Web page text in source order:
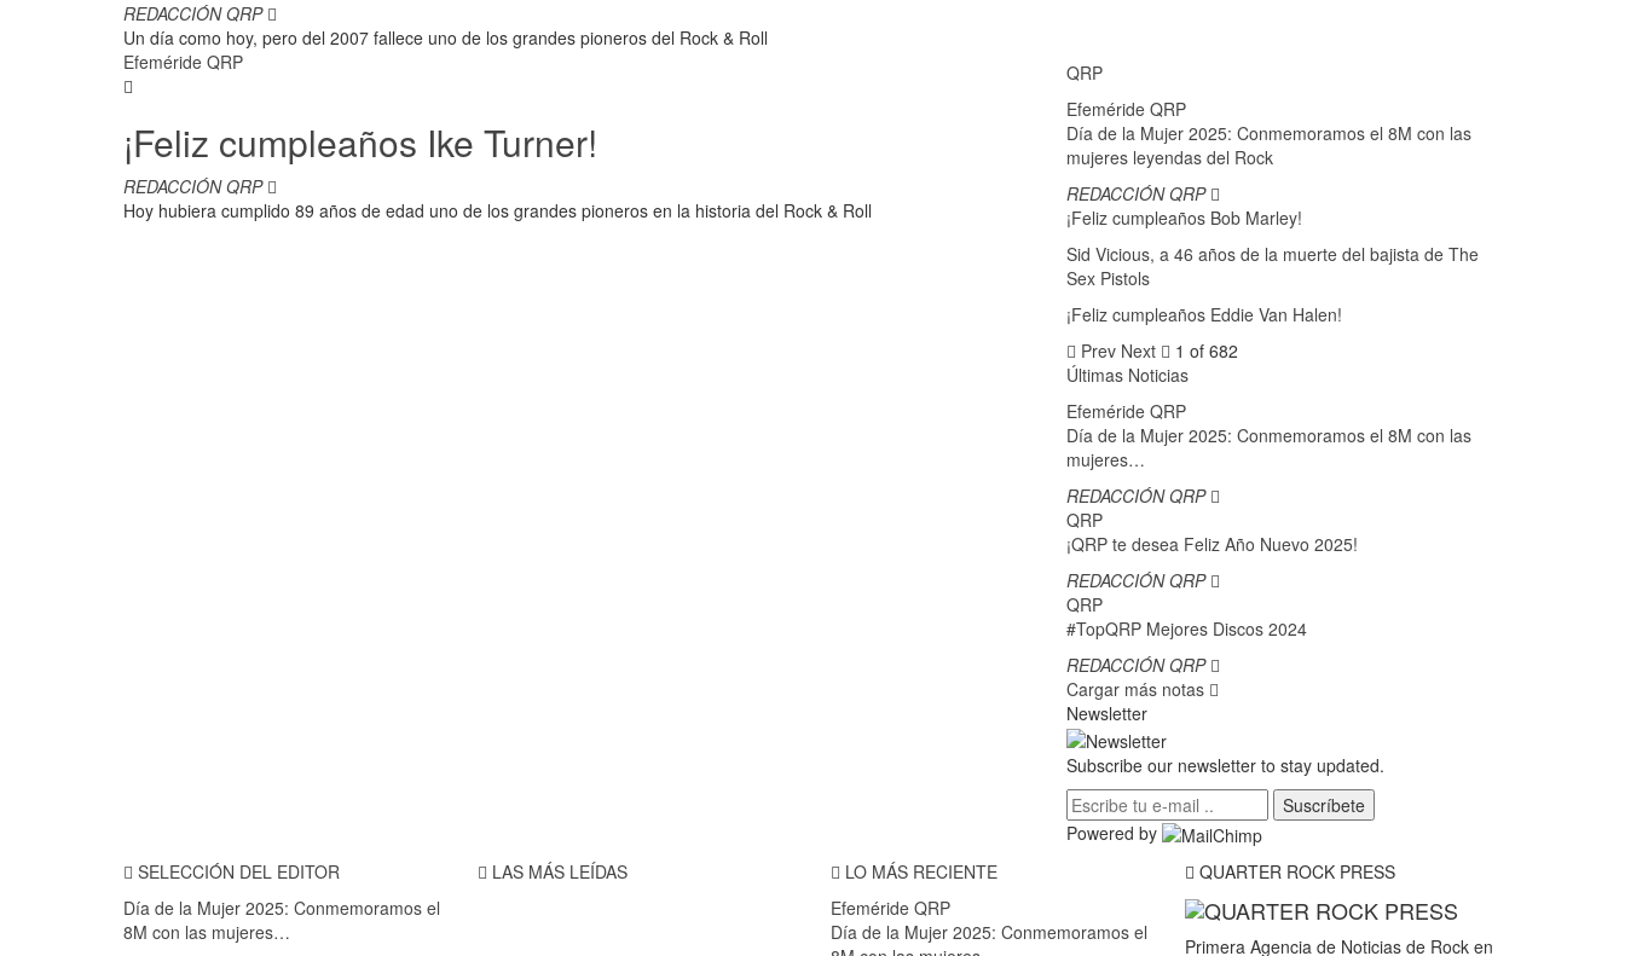
REDACCIÓN QRP
Un día como hoy, pero del 2007 fallece uno de los grandes pioneros del Rock & Roll
Efeméride QRP
¡Feliz cumpleaños Ike Turner!
REDACCIÓN QRP
Hoy hubiera cumplido 89 años de edad uno de los grandes pioneros en la historia del Rock & Roll
QRP
Efeméride QRP
Día de la Mujer 2025: Conmemoramos el 8M con las
mujeres leyendas del Rock
REDACCIÓN QRP
¡Feliz cumpleaños Bob Marley!
Sid Vicious, a 46 años de la muerte del bajista de The
Sex Pistols
¡Feliz cumpleaños Eddie Van Halen!
Prev Next
1 of 682
Últimas Noticias
Efeméride QRP
Día de la Mujer 2025: Conmemoramos el 8M con las
mujeres…
REDACCIÓN QRP
QRP
¡QRP te desea Feliz Año Nuevo 2025!
REDACCIÓN QRP
QRP
#TopQRP Mejores Discos 2024
REDACCIÓN QRP
Cargar más notas
Newsletter
Subscribe our newsletter to stay updated.
Suscríbete
Powered by
SELECCIÓN DEL EDITOR
Día de la Mujer 2025: Conmemoramos el
8M con las mujeres…
LAS MÁS LEÍDAS
LO MÁS RECIENTE
Efeméride QRP
Día de la Mujer 2025: Conmemoramos el
QUARTER ROCK PRESS
Primera Agencia de Noticias de Rock en